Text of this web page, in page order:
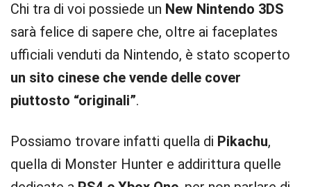
Chi tra di voi possiede un New Nintendo 3DS
sarà felice di sapere che, oltre ai faceplates
ufficiali venduti da Nintendo, è stato scoperto
un sito cinese che vende delle cover
piuttosto “originali”.
Possiamo trovare infatti quella di Pikachu,
quella di Monster Hunter e addirittura quelle